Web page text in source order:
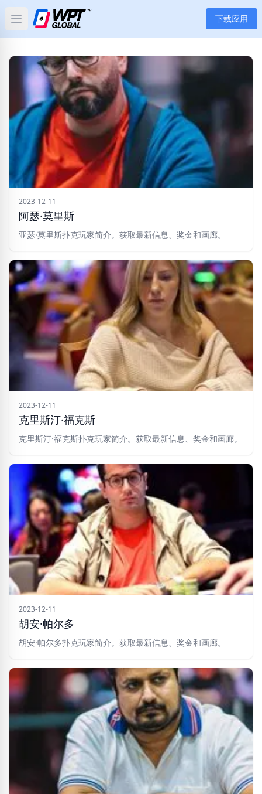
Open main menu 下载应用
新闻
文章
扑克
分类
标签
2023-12-11
阿瑟·莫里斯
亚瑟·莫里斯扑克玩家简介。获取最新信息、奖金和画廊。
2023-12-11
克里斯汀·福克斯
克里斯汀·福克斯扑克玩家简介。获取最新信息、奖金和画廊。
2023-12-11
胡安·帕尔多
胡安·帕尔多扑克玩家简介。获取最新信息、奖金和画廊。